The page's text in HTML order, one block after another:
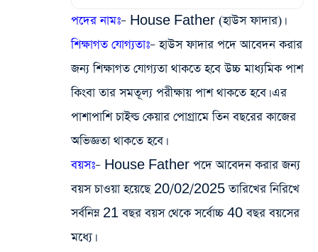
পদের নামঃ– House Father (হাউস ফাদার)।
শিক্ষাগত যোগ্যতাঃ– হাউস ফাদার পদে আবেদন করার
জন্য শিক্ষাগত যোগ্যতা থাকতে হবে উচ্চ মাধ্যমিক পাশ
কিংবা তার সমতূল্য পরীক্ষায় পাশ থাকতে হবে। এর
পাশাপাশি চাইল্ড কেয়ার পোগ্রামে তিন বছরের কাজের
অভিজ্ঞতা থাকতে হবে।
বয়সঃ– House Father পদে আবেদন করার জন্য
বয়স চাওয়া হয়েছে 20/02/2025 তারিখের নিরিখে
সর্বনিম্ন 21 বছর বয়স থেকে সর্বোচ্চ 40 বছর বয়সের
মধ্যে।